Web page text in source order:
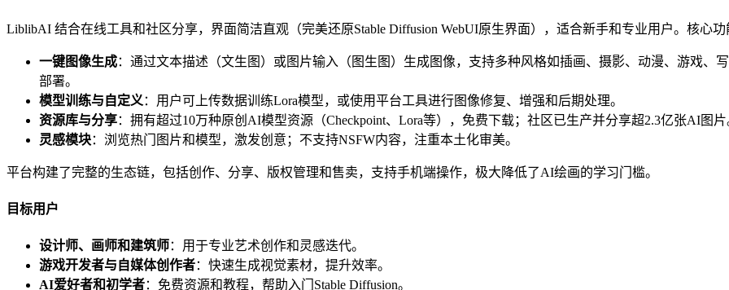
LiblibAI 结合在线工具和社区分享，界面简洁直观（完美还原Stable Diffusion WebUI原生界面），适合新手和专业用户。核心
一键图像生成：通过文本描述（文生图）或图片输入（图生图）生成图像，支持多种风格如插画、摄影、动漫、游戏、
部署。
模型训练与自定义 ：用户可上传数据训练Lora模型，或使用平台工具进行图像修复、增强和后期处理。
资源库与分享：拥有超过10万种原创AI模型资源（Checkpoint、Lora等），免费下载；社区已生产并分享超2.3亿张AI图
灵感模块：浏览热门图片和模型，激发创意；不支持NSFW内容，注重本土化审美。
平台构建了完整的生态链，包括创作、分享、版权管理和售卖，支持手机端操作，极大降低了AI绘画的学习门槛。
目标用户
设计师、画师和建筑师：用于专业艺术创作和灵感迭代。
游戏开发者与自媒体创作者：快速生成视觉素材，提升效率。
AI爱好者和初学者：免费资源和教程，帮助入门Stable Diffusion。